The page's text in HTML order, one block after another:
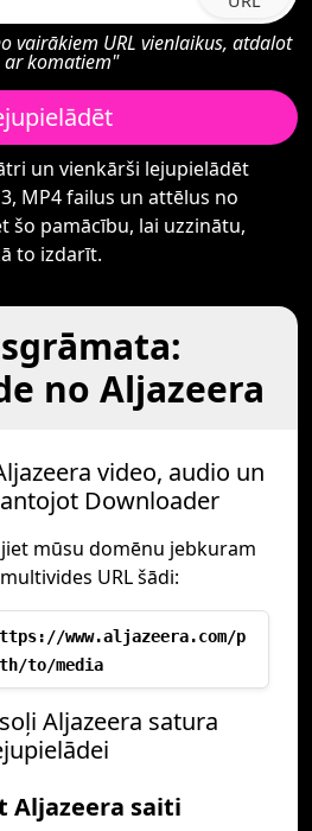
vairākiem URL vienlaikus, atdalot
ar komatiem"
un vienkārši lejupielādēt
MP4 failus un attēlus no
šo pamācību, lai uzzinātu,
to izdarīt.
no Aljazeera
video, audio un
Downloader
mūsu domēnu jebkuram
URL šādi:
www.aljazeera.com/p
to/media
Aljazeera satura
Aljazeera saiti